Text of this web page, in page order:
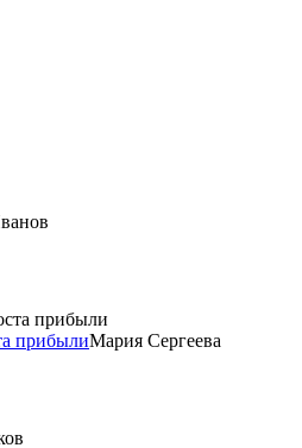
прибылиМария Сергеева